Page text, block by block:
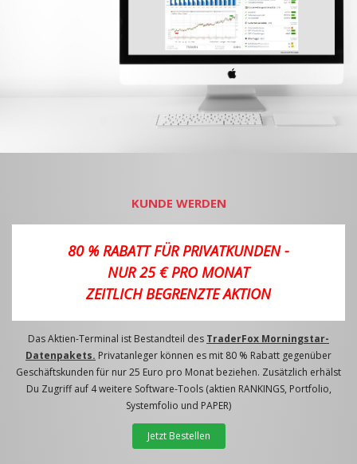
KUNDE WERDEN
80 % RABATT FÜR PRIVATKUNDEN -
NUR 25 € PRO MONAT
ZEITLICH BEGRENZTE AKTION
Das Aktien-Terminal ist Bestandteil des TraderFox Morningstar-
Datenpakets. Privatanleger können es mit 80 % Rabatt gegenüber
Geschäftskunden für nur 25 Euro pro Monat beziehen. Zusätzlich erhälst
Du Zugriff auf 4 weitere Software-Tools (aktien RANKINGS, Portfolio,
Systemfolio und PAPER)
Jetzt Bestellen